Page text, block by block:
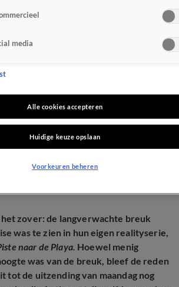
op beelden
tussen Mike en
het zover: de langverwachte breuk
was te zien in hun eigen realityserie,
naar de Playa. Hoewel menig
was van de breuk, bleef de reden
tot de uitzending van maandag nog
media
Alle cookies accepteren
Huidige keuze opslaan
Voorkeuren beheren